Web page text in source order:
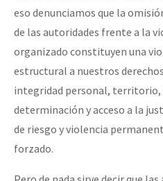
eso denunciamos que la
de las autoridades frente a la
organizado constituyen una
estructural a nuestros
integridad personal, territorio,
determinación y acceso a la
de riesgo y violencia
forzado.